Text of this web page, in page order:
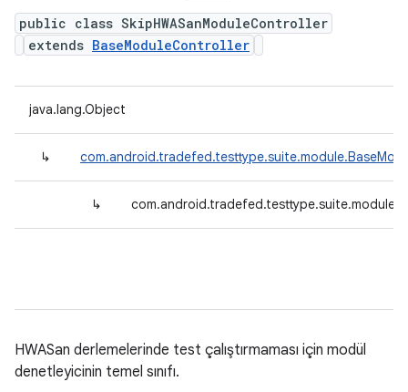
public class SkipHWASanModuleController
extends BaseModuleController
java.lang.Object
↳
↳
HWASan derlemelerinde test çalıştırmaması için modül
denetleyicinin temel sınıfı.